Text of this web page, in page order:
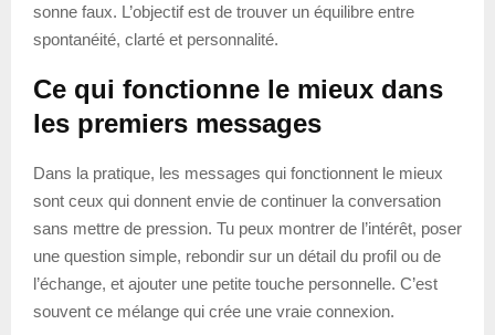
sonne faux. L’objectif est de trouver un équilibre entre
spontanéité, clarté et personnalité.
Ce qui fonctionne le mieux dans
les premiers messages
Dans la pratique, les messages qui fonctionnent le mieux
sont ceux qui donnent envie de continuer la conversation
sans mettre de pression. Tu peux montrer de l’intérêt, poser
une question simple, rebondir sur un détail du profil ou de
l’échange, et ajouter une petite touche personnelle. C’est
souvent ce mélange qui crée une vraie connexion.